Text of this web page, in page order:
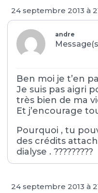
24 septembre 2013 à
andre
Ben moi je t’en
Je suis pas aigri
très bien de ma
Et j’encourage
Pourquoi , tu
des crédits
dialyse . ?????????
24 septembre 2013 à